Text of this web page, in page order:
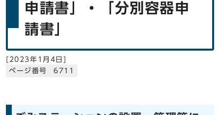
申請書」・「分別容器申
請書」
[ 2023年1月4日]
ページ番号 6711